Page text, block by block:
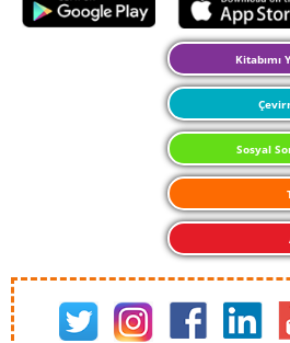
Kitabımı
Sosyal